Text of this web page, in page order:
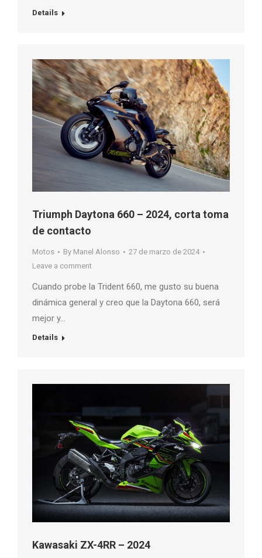
Details
Triumph Daytona 660 – 2024, corta toma
de contacto
Motos By Manel Alonso
27 de marzo de 2024
Leave a comment
Cuando probe la Trident 660, me gusto su buena
dinámica general y creo que la Daytona 660, será
mejor y…
Details
Kawasaki ZX-4RR – 2024